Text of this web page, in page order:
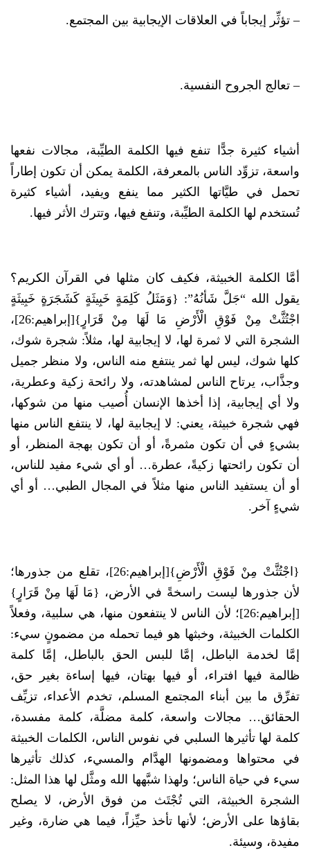
– تؤثِّر إيجاباً في العلاقات الإيجابية بين المجتمع.
– تعالج الجروح النفسية.
أشياء كثيرة جدًّا تنفع فيها الكلمة الطيِّبة، مجالات نفعها
واسعة، تزوِّد الناس بالمعرفة، الكلمة يمكن أن تكون إطاراً
تحمل في طيَّاتها الكثير مما ينفع ويفيد، أشياء كثيرة
تُستخدم لها الكلمة الطيِّبة، وتنفع فيها، وتترك الأثر فيها.
أمَّا الكلمة الخبيثة، فكيف كان مثلها في القرآن الكريم؟
يقول الله “جَلَّ شَأنُهُ”: {وَمَثَلُ كَلِمَةٍ خَبِيثَةٍ كَشَجَرَةٍ خَبِيثَةٍ
اجْتُثَّتْ مِنْ فَوْقِ الْأَرْضِ مَا لَهَا مِنْ قَرَارٍ}[إبراهيم:26]،
الشجرة التي لا ثمرة لها، لا إيجابية لها، مثلاً: شجرة شوك،
كلها شوك، ليس لها ثمر ينتفع منه الناس، ولا منظر جميل
وجذَّاب، يرتاح الناس لمشاهدته، ولا رائحة زكية وعطرية،
ولا أي إيجابية، إذا أخذها الإنسان أُصيب منها من شوكها،
فهي شجرة خبيثة، يعني: لا إيجابية لها، لا ينتفع الناس منها
بشيءٍ في أن تكون مثمرةً، أو أن تكون بهجة المنظر، أو
أن تكون رائحتها زكيةً، عطرة… أو أي شيء مفيد للناس،
أو أن يستفيد الناس منها مثلاً في المجال الطبي… أو أي
شيءٍ آخر.
{اجْتُثَّتْ مِنْ فَوْقِ الْأَرْضِ}[إبراهيم:26]، تقلع من جذورها؛
لأن جذورها ليست راسخةً في الأرض، {مَا لَهَا مِنْ قَرَارٍ}
[إبراهيم:26]؛ لأن الناس لا ينتفعون منها، هي سلبية، وفعلاً
الكلمات الخبيثة، وخبثها هو فيما تحمله من مضمونٍ سيء:
إمَّا لخدمة الباطل، إمَّا للبس الحق بالباطل، إمَّا كلمة
ظالمة فيها افتراء، أو فيها بهتان، فيها إساءة بغير حق،
تفرِّق ما بين أبناء المجتمع المسلم، تخدم الأعداء، تزيِّف
الحقائق… مجالات واسعة، كلمة مضلَّة، كلمة مفسدة،
كلمة لها تأثيرها السلبي في نفوس الناس، الكلمات الخبيثة
في محتواها ومضمونها الهدَّام والمسيء، كذلك تأثيرها
سيء في حياة الناس؛ ولهذا شبَّهها الله ومثَّل لها هذا المثل:
الشجرة الخبيثة، التي تُجْتَث من فوق الأرض، لا يصلح
بقاؤها على الأرض؛ لأنها تأخذ حيِّزاً، فيما هي ضارة، وغير
مفيدة، وسيئة.